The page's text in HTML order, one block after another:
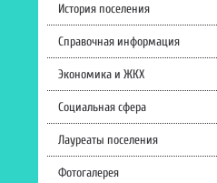
История поселения
Справочная информация
Экономика и ЖКХ
Социальная сфера
Лауреаты поселения
Фотогалерея